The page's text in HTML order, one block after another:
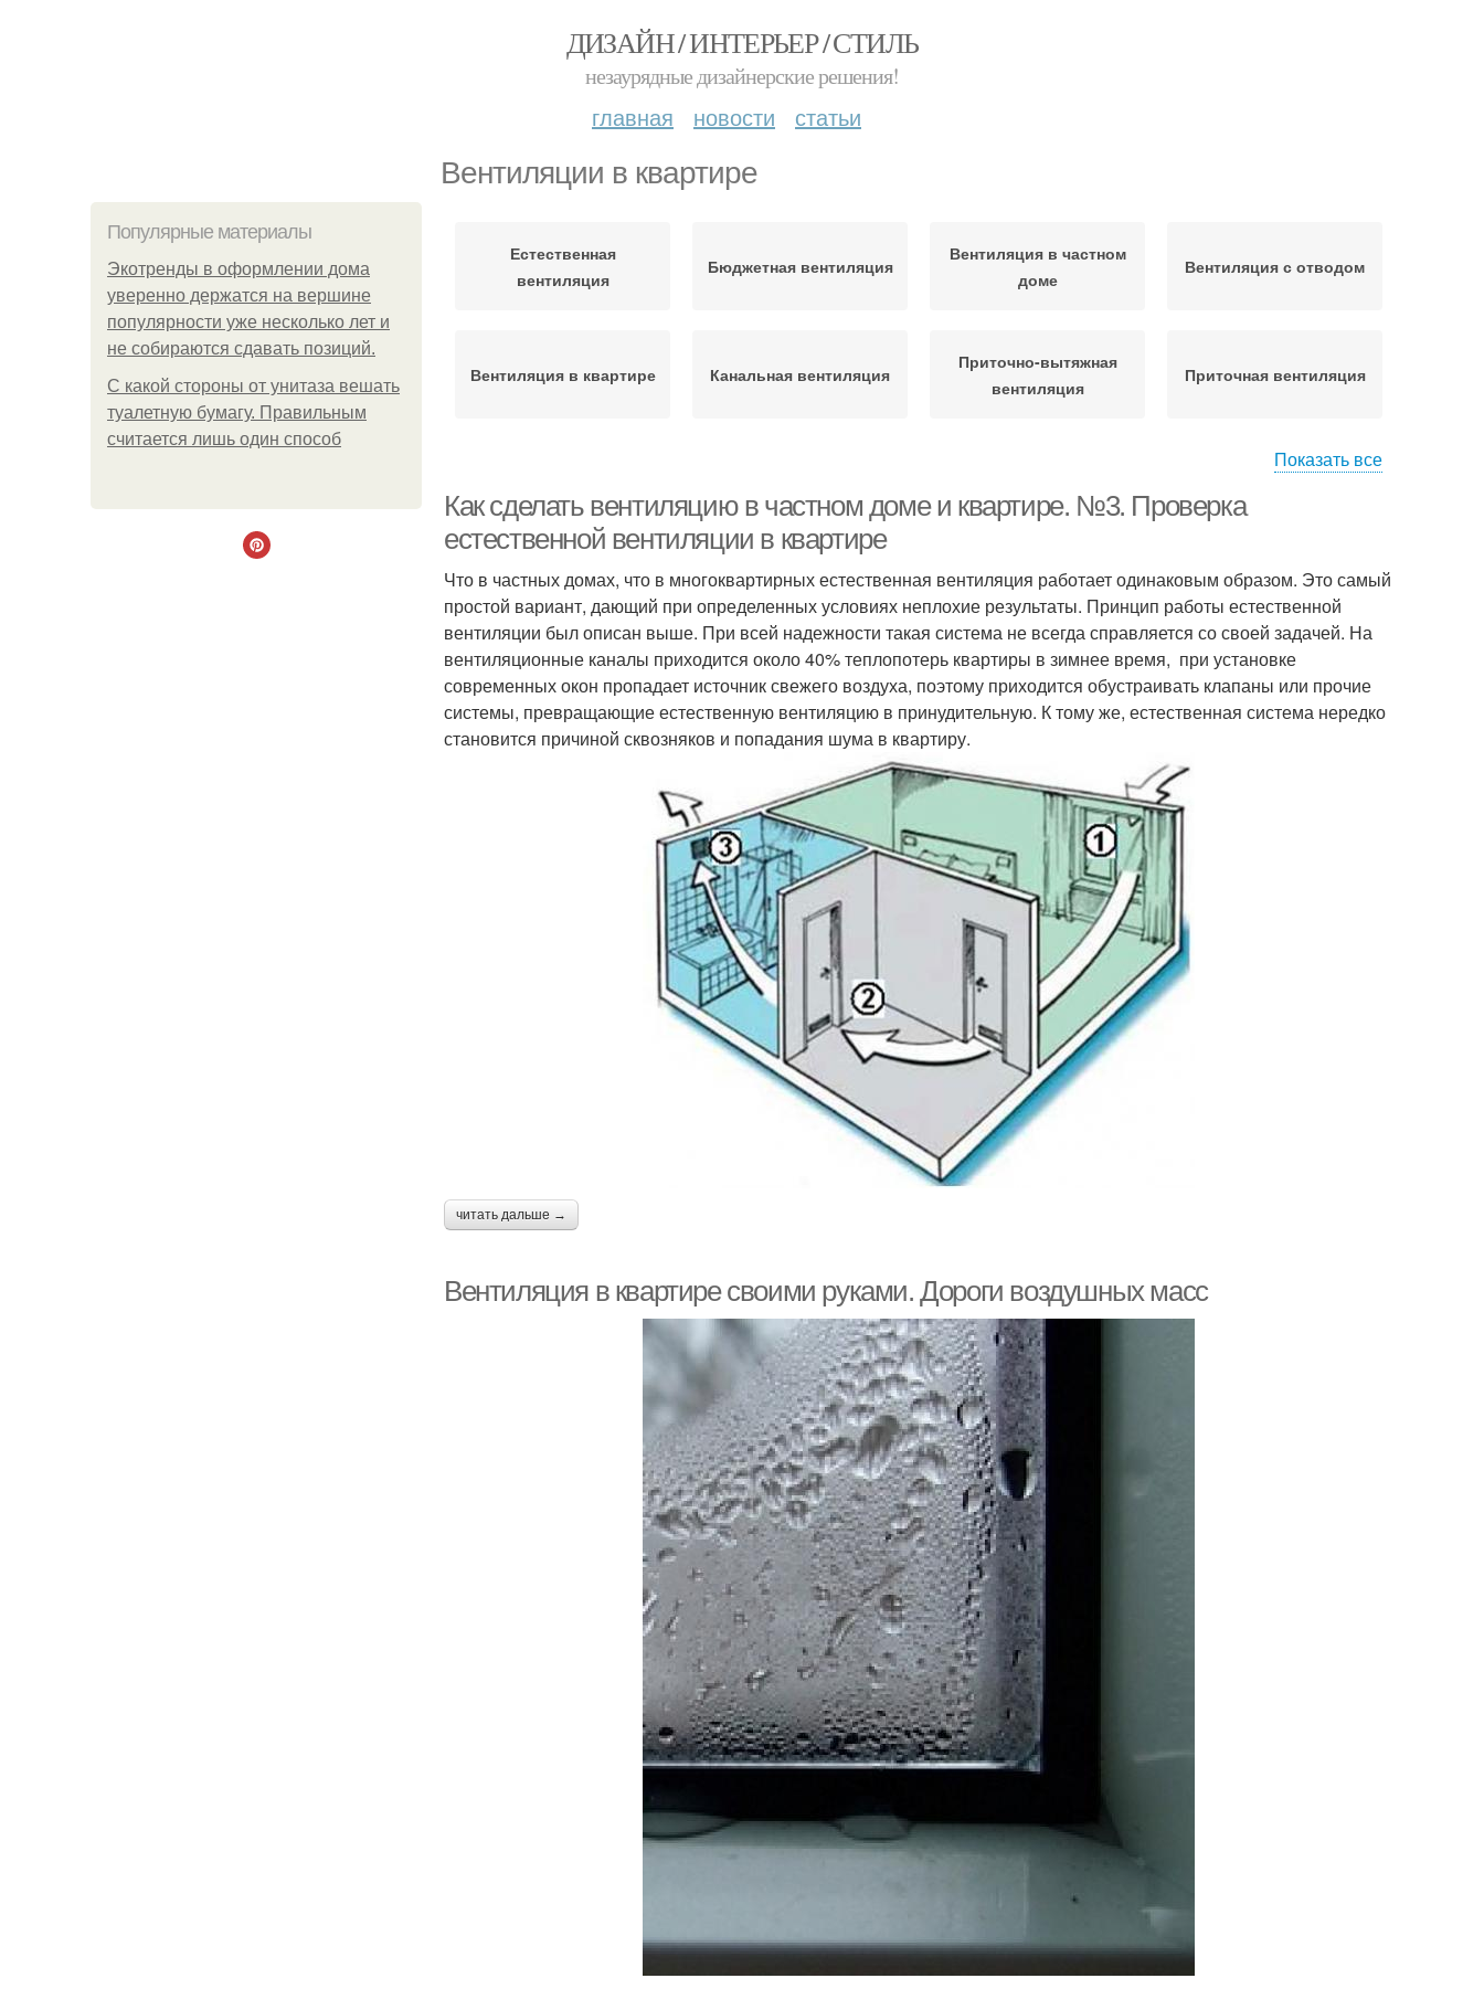
ДИЗАЙН / ИНТЕРЬЕР / СТИЛЬ
незаурядные дизайнерские решения!
главная новости статьи
Вентиляции в квартире
Популярные материалы
Экотренды в оформлении дома
уверенно держатся на вершине
популярности уже несколько лет и
не собираются сдавать позиций.
С какой стороны от унитаза вешать
туалетную бумагу. Правильным
считается лишь один способ
Естественная
вентиляция
Бюджетная вентиляция
Вентиляция в частном
доме
Вентиляция с отводом
Вентиляция в квартире Канальная вентиляция
Приточно-вытяжная
вентиляция
Приточная вентиляция
Показать все
Как сделать вентиляцию в частном доме и квартире. №3. Проверка
естественной вентиляции в квартире
Что в частных домах, что в многоквартирных естественная вентиляция работает одинаковым образом. Это самый
простой вариант, дающий при определенных условиях неплохие результаты. Принцип работы естественной
вентиляции был описан выше. При всей надежности такая система не всегда справляется со своей задачей. На
вентиляционные каналы приходится около 40% теплопотерь квартиры в зимнее время, при установке
современных окон пропадает источник свежего воздуха, поэтому приходится обустраивать клапаны или прочие
системы, превращающие естественную вентиляцию в принудительную. К тому же, естественная система нередко
становится причиной сквозняков и попадания шума в квартиру.
читать дальше →
Вентиляция в квартире своими руками. Дороги воздушных масс